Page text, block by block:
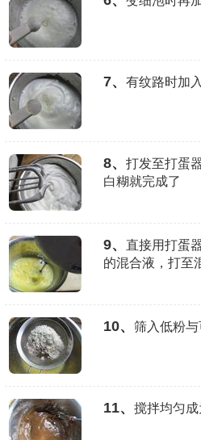
7、 有纹路时加
8、
打发至打蛋
白糊就完成了
9、
直接用打蛋
的混合液，打至
10、 筛入低粉
11、 搅拌均匀